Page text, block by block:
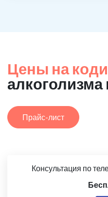
Цены на
Прайс-лист
Консультация по